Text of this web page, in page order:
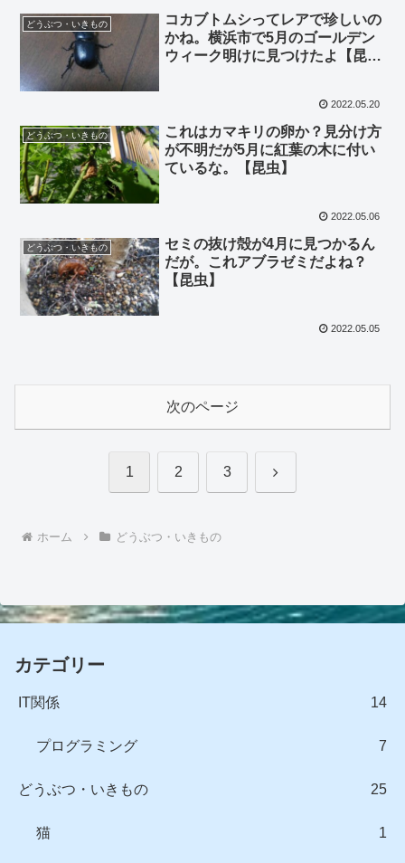
どうぶつ・いきもの
コカブトムシってレアで珍しいの
かね。横浜市で5月のゴールデン
ウィーク明けに見つけたよ【昆
2022.05.20
どうぶつ・いきもの
これはカマキリの卵か？見分け方
が不明だが5月に紅葉の木に付い
ているな。【昆虫】
2022.05.06
どうぶつ・いきもの
セミの抜け殻が4月に見つかるん
だが。これアブラゼミだよね？
【昆虫】
2022.05.05
次のページ
1 2 3 次
ホーム どうぶつ・いきもの
カテゴリー
IT関係 14
プログラミング 7
どうぶつ・いきもの 25
猫 1